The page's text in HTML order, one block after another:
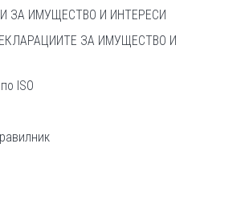
ЗА ИМУЩЕСТВО И ИНТЕРЕСИ
ЗА ИМУЩЕСТВО И
ISO